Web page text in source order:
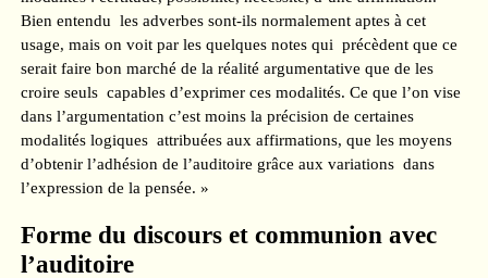
Bien entendu les adverbes sont-ils normalement aptes à cet
usage, mais on voit par les quelques notes qui précèdent que ce
serait faire bon marché de la réalité argumentative que de les
croire seuls capables d’exprimer ces modalités. Ce que l’on vise
dans l’argumentation c’est moins la précision de certaines
modalités logiques attribuées aux affirmations, que les moyens
d’obtenir l’adhésion de l’auditoire grâce aux variations dans
l’expression de la pensée. »
Forme du discours et communion avec
l’auditoire